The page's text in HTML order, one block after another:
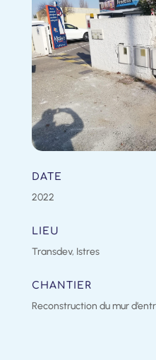
DATE
2022
LIEU
Transdev, Istres
CHANTIER
Reconstruction du mur